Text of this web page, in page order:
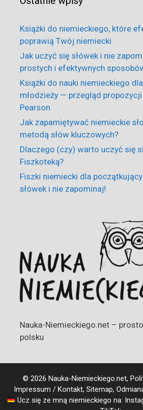
Książki do niemieckiego, które
poprawią Twój niemiecki
Jak uczyć się słówek i nie
prostych i efektywnych
Książki do nauki niemieckiego
młodzieży — przegląd
Pearson
Jak zapamiętywać niemieckie
metodą słów kluczowych?
Dlaczego (czy) warto uczyć się
Fiszkoteką?
Fiszki niemiecki dla
słówek i nie zapominaj!
Nauka-Niemieckiego.net –
polsku
© 2026 Nauka-Niemieckiego.net,
Impressum / Kontakt, Sitemap,
Ucz się ze mną niemieckiego na: